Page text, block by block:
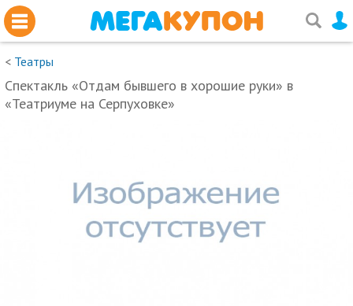
< Театры
Спектакль «Отдам бывшего в хорошие руки» в
«Театриуме на Серпуховке»